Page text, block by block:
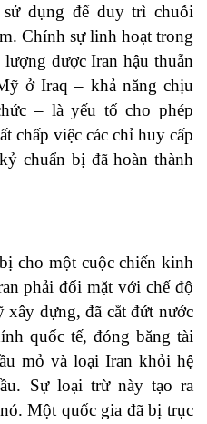
dụng để duy trì chuỗi
Chính sự linh hoạt trong
được Iran hậu thuẫn
ở Iraq – khả năng chịu
– là yếu tố cho phép
chấp việc các chỉ huy cấp
chuẩn bị đã hoàn thành
cho một cuộc chiến kinh
phải đối mặt với chế độ
dựng, đã cắt đứt nước
quốc tế, đóng băng tài
mỏ và loại Iran khỏi hệ
Sự loại trừ này tạo ra
Một quốc gia đã bị trục